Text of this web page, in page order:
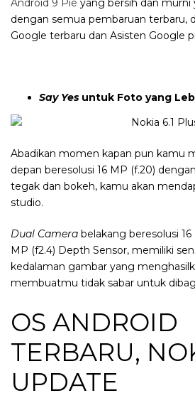
Android 9 Pie yang bersih dan
dengan semua pembaruan terbaru,
Google terbaru dan Asisten Google
Say Yes untuk Foto yang
Abadikan momen kapan pun kamu
depan beresolusi 16 MP (f.20)
tegak dan bokeh, kamu akan
studio.
Dual Camera belakang beresolusi
MP (f2.4) Depth Sensor, memiliki
kedalaman gambar yang
membuatmu tidak sabar untuk
OS ANDROID
TERBARU,
UPDATE